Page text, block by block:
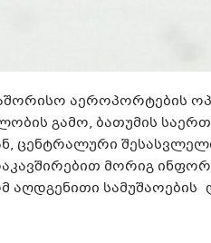
აეროპორტების
გამო, ბათუმის
ცენტრალური
მორიგ
აღდგენითი სამუშაოების